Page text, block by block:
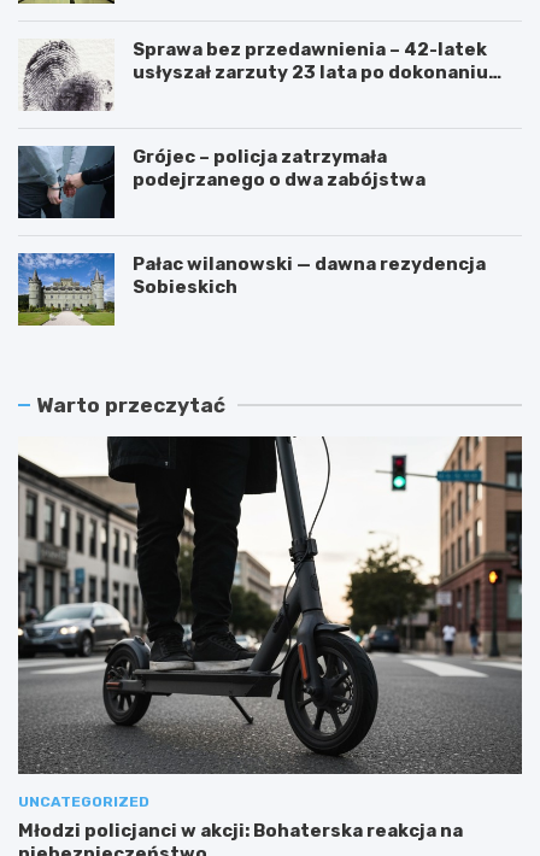
Sprawa bez przedawnienia – 42-latek
usłyszał zarzuty 23 lata po dokonaniu
Grójec – policja zatrzymała
podejrzanego o dwa zabójstwa
Pałac wilanowski — dawna rezydencja
Sobieskich
Warto przeczytać
UNCATEGORIZED
Młodzi policjanci w akcji: Bohaterska reakcja na